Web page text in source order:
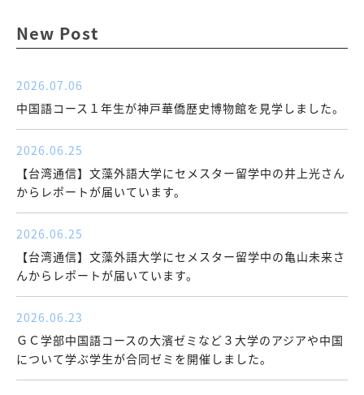
New Post
2026.07.06
中国語コース１年生が神戸華僑歴史博物館を見学しました。
2026.06.25
【台湾通信】文藻外語大学にセメスター留学中の井上光さん
からレポートが届いています。
2026.06.25
【台湾通信】文藻外語大学にセメスター留学中の亀山未来さ
んからレポートが届いています。
2026.06.23
ＧＣ学部中国語コースの大濱ゼミなど３大学のアジアや中国
について学ぶ学生が合同ゼミを開催しました。